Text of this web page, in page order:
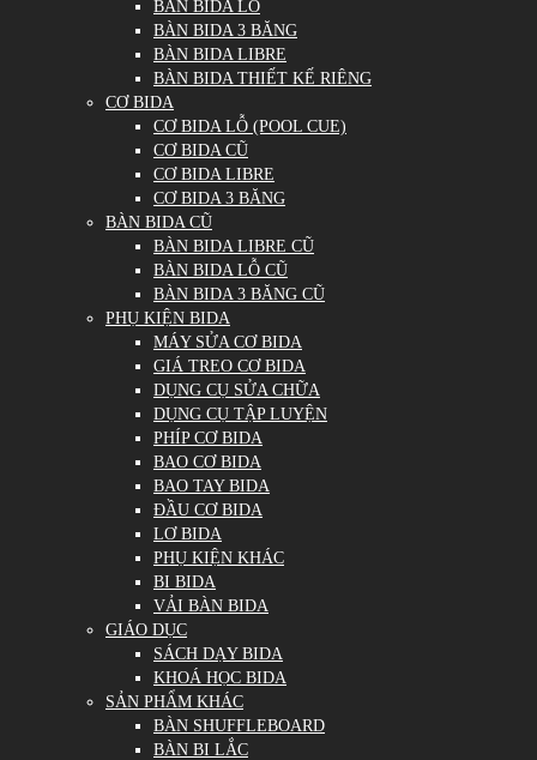
BÀN BIDA LỖ
BÀN BIDA 3 BĂNG
BÀN BIDA LIBRE
BÀN BIDA THIẾT KẾ RIÊNG
CƠ BIDA
CƠ BIDA LỖ (POOL CUE)
CƠ BIDA CŨ
CƠ BIDA LIBRE
CƠ BIDA 3 BĂNG
BÀN BIDA CŨ
BÀN BIDA LIBRE CŨ
BÀN BIDA LỖ CŨ
BÀN BIDA 3 BĂNG CŨ
PHỤ KIỆN BIDA
MÁY SỬA CƠ BIDA
GIÁ TREO CƠ BIDA
DỤNG CỤ SỬA CHỮA
DỤNG CỤ TẬP LUYỆN
PHÍP CƠ BIDA
BAO CƠ BIDA
BAO TAY BIDA
ĐẦU CƠ BIDA
LƠ BIDA
PHỤ KIỆN KHÁC
BI BIDA
VẢI BÀN BIDA
GIÁO DỤC
SÁCH DẠY BIDA
KHOÁ HỌC BIDA
SẢN PHẨM KHÁC
BÀN SHUFFLEBOARD
BÀN BI LẮC